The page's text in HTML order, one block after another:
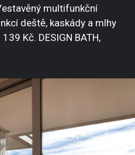
multifunkční
deště, kaskády a mlhy
Kč. DESIGN BATH,